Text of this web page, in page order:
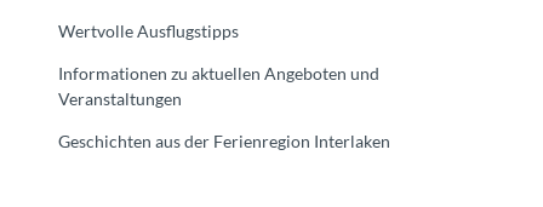
Wertvolle Ausflugstipps
Informationen zu aktuellen Angeboten und
Veranstaltungen
Geschichten aus der Ferienregion Interlaken